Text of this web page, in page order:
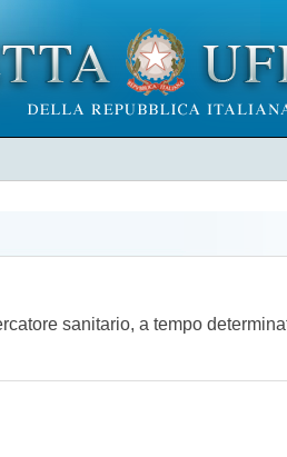
sanitario, a tempo